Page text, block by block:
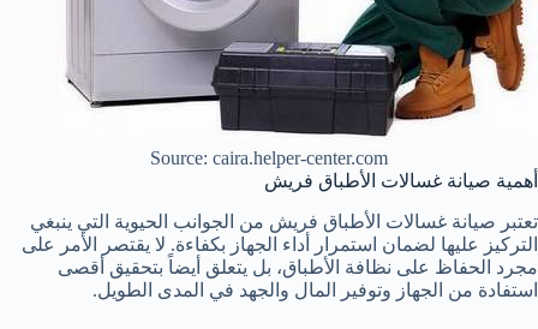
Source: caira.helper-center.com
أهمية صيانة غسالات الأطباق فريش
تعتبر صيانة غسالات الأطباق فريش من الجوانب الحيوية التي ينبغي
التركيز عليها لضمان استمرار أداء الجهاز بكفاءة. لا يقتصر الأمر على
مجرد الحفاظ على نظافة الأطباق، بل يتعلق أيضاً بتحقيق أقصى
استفادة من الجهاز وتوفير المال والجهد في المدى الطويل.